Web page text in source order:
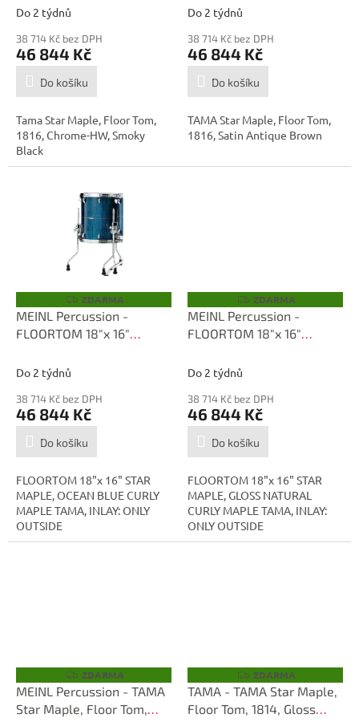
Black TMF1816S-SKB
Do 2 týdnů
38 714 Kč bez DPH
46 844 Kč
Do košíku
Tama Star Maple, Floor Tom,
1816, Chrome-HW, Smoky
Black
TMF1816S-SAB
Do 2 týdnů
38 714 Kč bez DPH
46 844 Kč
Do košíku
TAMA Star Maple, Floor Tom,
1816, Satin Antique Brown
Z
D
A
R
ZDARMA
MEINL Percussion -
FLOORTOM 18"x 16"
Do 2 týdnů
38 714 Kč bez DPH
46 844 Kč
Do košíku
FLOORTOM 18"x 16" STAR
MAPLE, OCEAN BLUE CURLY
MAPLE TAMA, INLAY: ONLY
OUTSIDE
Z
D
A
R
ZDARMA
MEINL Percussion -
FLOORTOM 18"x 16"
Do 2 týdnů
38 714 Kč bez DPH
46 844 Kč
Do košíku
FLOORTOM 18"x 16" STAR
MAPLE, GLOSS NATURAL
CURLY MAPLE TAMA, INLAY:
ONLY OUTSIDE
Z
D
A
R
M
ZDARMA
MEINL Percussion - TAMA
Star Maple, Floor Tom,
Z
D
A
R
ZDARMA
TAMA - TAMA Star Maple,
Floor Tom, 1814, Gloss